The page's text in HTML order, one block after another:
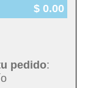
$ 0.00
pedido: